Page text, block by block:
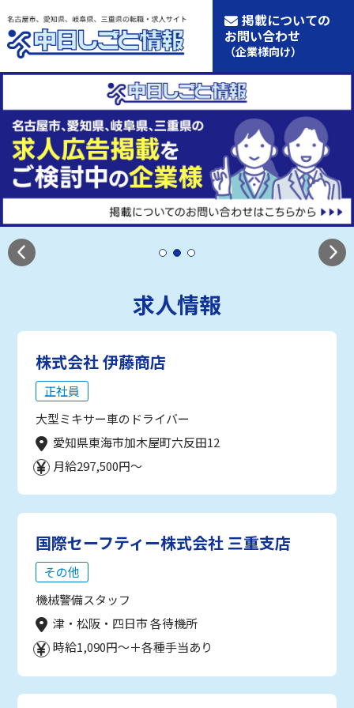
掲載についての
お問い合わせ
（企業様向け）
求人情報
株式会社 伊藤商店
正社員
大型ミキサー車のドライバー
愛知県東海市加木屋町六反田12
月給297,500円～
国際セーフティー株式会社 三重支店
その他
機械警備スタッフ
津・松阪・四日市 各待機所
時給1,090円～＋各種手当あり